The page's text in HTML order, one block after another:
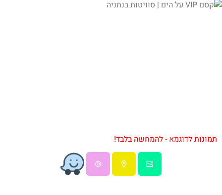
תמונות לדוגמא - להמחשה בלבד!